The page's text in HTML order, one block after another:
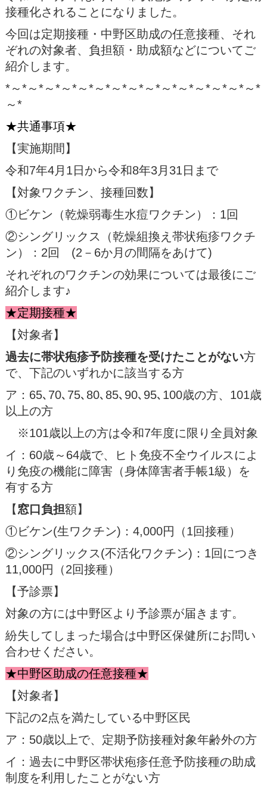
接種化されることになりました。
今回は定期接種・中野区助成の任意接種、それ
ぞれの対象者、負担額・助成額などについてご
紹介します。
*～*～*～*～*～*～*～*～*～*～*～*～*～*～*～*
～*
★共通事項★
【実施期間】
令和7年4月1日から令和8年3月31日まで
【対象ワクチン、接種回数】
①ビケン（乾燥弱毒生水痘ワクチン）：1回
②シングリックス（乾燥組換え帯状疱疹ワクチ
ン）：2回 (2－6か月の間隔をあけて)
それぞれのワクチンの効果については最後にご
紹介します♪
★定期接種★
【対象者】
過去に帯状疱疹予防接種を受けたことがない方
で、下記のいずれかに該当する方
ア：65､70､75､80､85､90､95､100歳の方、101歳
以上の方
※101歳以上の方は令和7年度に限り全員対象
イ：60歳～64歳で、ヒト免疫不全ウイルスによ
り免疫の機能に障害（身体障害者手帳1級）を
有する方
【窓口負担額】
①ビケン(生ワクチン)：4,000円（1回接種）
②シングリックス(不活化ワクチン)：1回につき
11,000円（2回接種）
【予診票】
対象の方には中野区より予診票が届きます。
紛失してしまった場合は中野区保健所にお問い
合わせください。
★中野区助成の任意接種★
【対象者】
下記の2点を満たしている中野区民
ア：50歳以上で、定期予防接種対象年齢外の方
イ：過去に中野区帯状疱疹任意予防接種の助成
制度を利用したことがない方